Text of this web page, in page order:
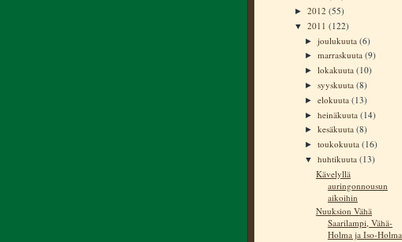
► 2012 (55)
▼ 2011 (122)
►joulukuuta(6)
►marraskuuta(9)
►lokakuuta(10)
►syyskuuta(8)
►elokuuta(13)
►heinäkuuta(14)
►kesäkuuta(8)
►toukokuuta(16)
▼huhtikuuta(13)
Kävelyllä
auringonnousun
aikoihin
Nuuksion Vähä
Saarilampi, Vähä-
Holma ja Iso-Holma